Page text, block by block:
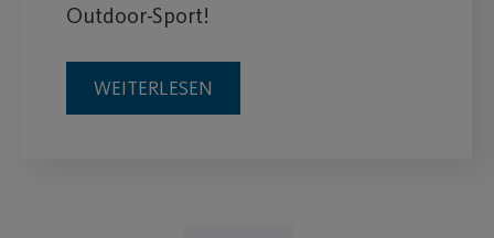
Outdoor-Sport!
WEITERLESEN